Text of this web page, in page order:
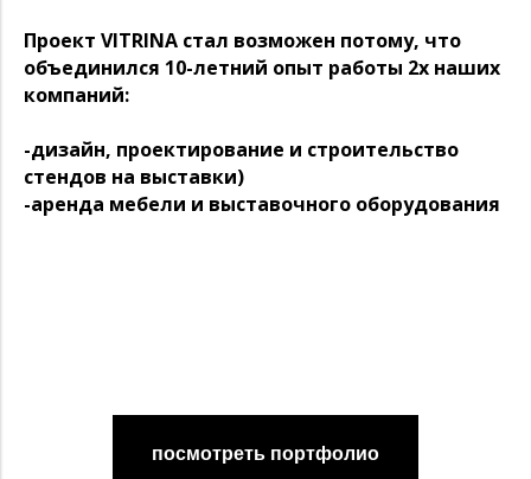
Проект VITRINA стал возможен потому, что
объединился 10-летний опыт работы 2х наших
компаний:
-дизайн, проектирование и строительство
стендов на выставки)
-аренда мебели и выставочного оборудования
посмотреть портфолио